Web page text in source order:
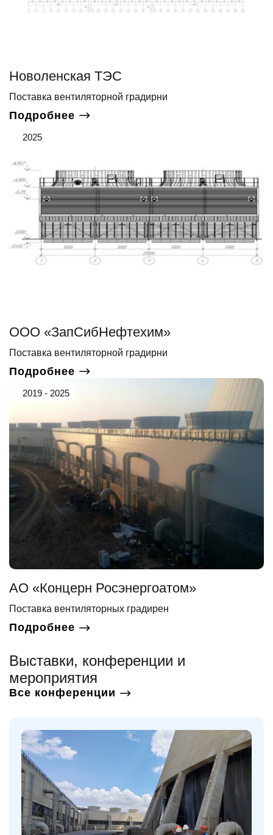
Новоленская ТЭС
Поставка вентиляторной градирни
Подробнее
2025
ООО «ЗапСибНефтехим»
Поставка вентиляторной градирни
Подробнее
2019 - 2025
АО «Концерн Росэнергоатом»
Поставка вентиляторных градирен
Подробнее
Выставки, конференции и
мероприятия
Все конференции